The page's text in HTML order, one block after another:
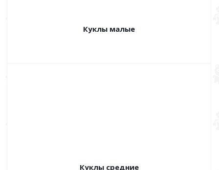
Куклы малые
Куклы средние